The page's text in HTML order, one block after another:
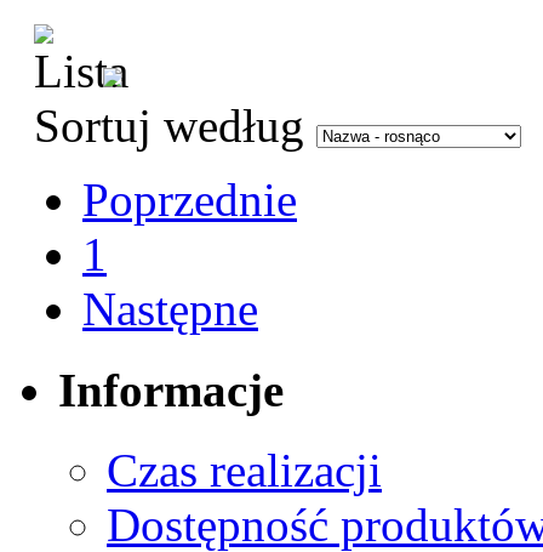
Sortuj według
Poprzednie
1
Następne
Informacje
Czas realizacji
Dostępność